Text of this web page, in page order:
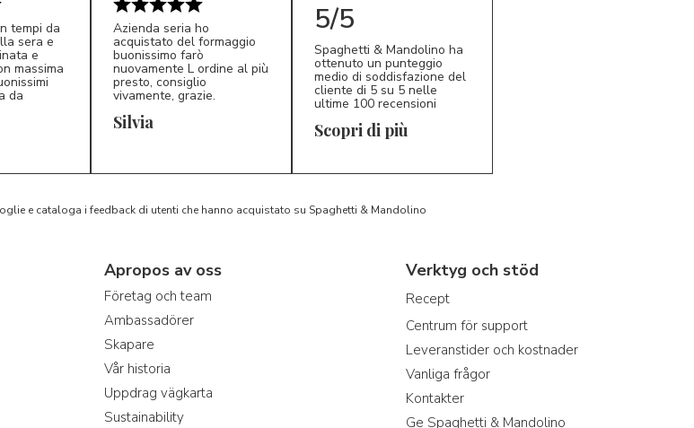
5/5
tempi da
sera e
e
massima
da
S* 5/5
Azienda seria ho
acquistato del formaggio
buonissimo farò
nuovamente L ordine al più
presto, consiglio
vivamente, grazie.
Silvia
5/5
Spaghetti & Mandolino ha
ottenuto un punteggio
medio di soddisfazione del
cliente di 5 su 5 nelle
ultime 100 recensioni
Scopri di più
e cataloga i feedback di utenti che hanno acquistato su Spaghetti & Mandolino
Apropos av oss
Företag och team
Ambassadörer
Skapare
Vår historia
Uppdrag vägkarta
Sustainability
Verktyg och stöd
Recept
Centrum för support
Leveranstider och kostnader
Vanliga frågor
Kontakter
Ge Spaghetti & Mandolino